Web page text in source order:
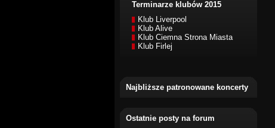
Terminarze klubów 2015
Klub Liverpool
Klub Alive
Klub Ciemna Strona Miasta
Klub Firlej
Najbliższe patronowane koncerty
Ostatnie posty na forum